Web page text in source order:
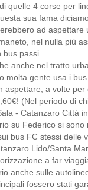
quelle 4 corse per
sua fama
ad aspettare
nel nulla più
passi.
anche nel tratto
molta gente usa i
aspettare, a volte per
(Nel periodo di
- Catanzaro Città
su Federico si sono
bus FC stessi delle
Lido/Santa
a far
anche sulle
fossero stati